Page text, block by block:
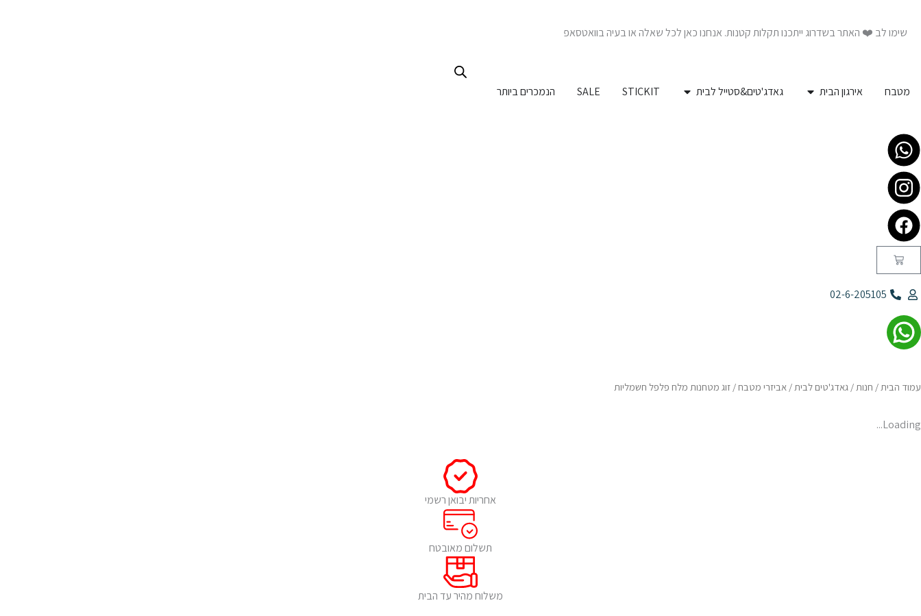
שימו לב ❤️ האתר בשדרוג ייתכנו תקלות קטנות. אנחנו כאן לכל שאלה או בעיה בוואטסאפ
מטבח אירגון הבית פתח אירגון הבית גאדג'טים&סטייל לבית פתח גאדג'טים&סטייל לבית
STICKIT
SALE הנמכרים ביותר
עגלת
קניות
02-6-205105
עמוד הבית/ חנות/ גאדג'טים לבית/ אביזרי מטבח/ זוג מטחנות מלח פלפל חשמליות
Loading...
אחריות יבואן רשמי
תשלום מאובטח
משלוח מהיר עד הבית